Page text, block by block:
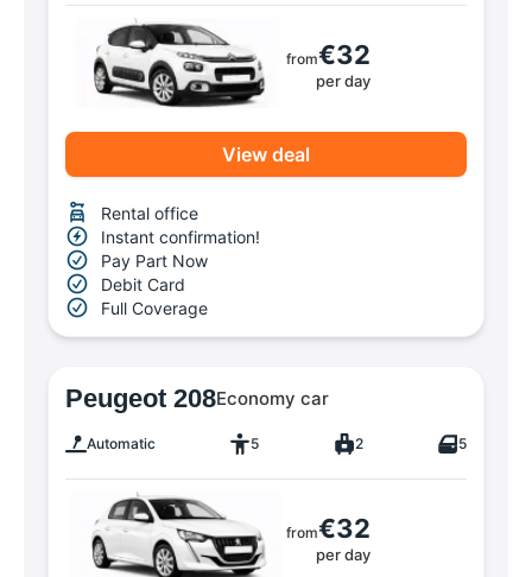
from€32
per day
View deal
Rental office
Instant confirmation!
Pay Part Now
Debit Card
Full Coverage
Peugeot 208Economy car
Automatic 5 2 5
from€32
per day